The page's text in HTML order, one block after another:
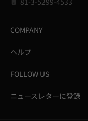
COMPANY
ヘルプ
FOLLOW US
ニュースレターに登録